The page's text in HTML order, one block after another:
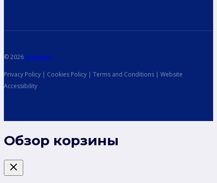
© 2026 spetsvoin
Privacy Policy | Cookies Policy | Terms and Conditions | Website
Accessibility
Обзор корзины